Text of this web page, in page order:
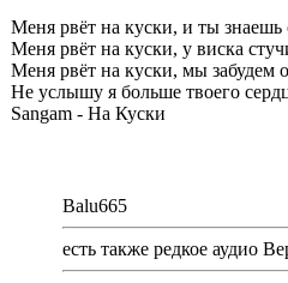
Меня рвёт на куски, и ты знаешь
Меня рвёт на куски, у виска
Меня рвёт на куски, мы забудем
Не услышу я больше твоего
Sangam - На Куски
Balu665
есть также редкое аудио